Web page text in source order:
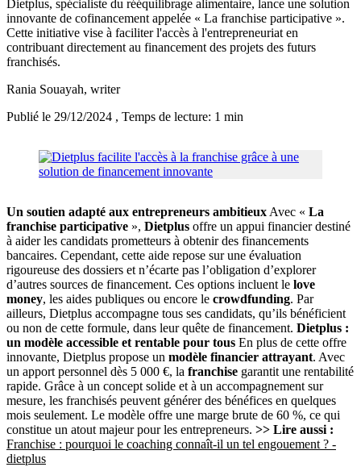
Dietplus, spécialiste du rééquilibrage alimentaire, lance une solution
innovante de cofinancement appelée « La franchise participative ».
Cette initiative vise à faciliter l'accès à l'entrepreneuriat en
contribuant directement au financement des projets des futurs
franchisés.
Rania Souayah, writer
Publié le 29/12/2024 , Temps de lecture: 1 min
Un soutien adapté aux entrepreneurs ambitieuxAvec « La
franchise participative », Dietplus offre un appui financier destiné
à aider les candidats prometteurs à obtenir des financements
bancaires. Cependant, cette aide repose sur une évaluation
rigoureuse des dossiers et n’écarte pas l’obligation d’explorer
d’autres sources de financement. Ces options incluent le love
money, les aides publiques ou encore le crowdfunding. Par
ailleurs, Dietplus accompagne tous ses candidats, qu’ils bénéficient
ou non de cette formule, dans leur quête de financement. Dietplus :
un modèle accessible et rentable pour tous En plus de cette offre
innovante, Dietplus propose un modèle financier attrayant. Avec
un apport personnel dès 5 000 €, la franchise garantit une rentabilité
rapide. Grâce à un concept solide et à un accompagnement sur
mesure, les franchisés peuvent générer des bénéfices en quelques
mois seulement. Le modèle offre une marge brute de 60 %, ce qui
constitue un atout majeur pour les entrepreneurs. >> Lire aussi :
Franchise : pourquoi le coaching connaît-il un tel engouement ? -
dietplus